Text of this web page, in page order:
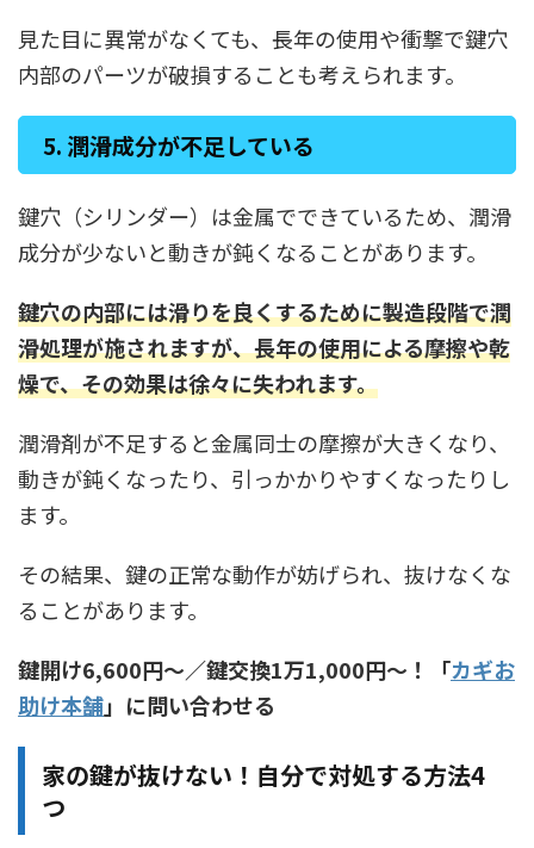
見た目に異常がなくても、長年の使用や衝撃で鍵穴
内部のパーツが破損することも考えられます。
5. 潤滑成分が不足している
鍵穴（シリンダー）は金属でできているため、潤滑
成分が少ないと動きが鈍くなることがあります。
鍵穴の内部には滑りを良くするために製造段階で潤
滑処理が施されますが、長年の使用による摩擦や乾
燥で、その効果は徐々に失われます。
潤滑剤が不足すると金属同士の摩擦が大きくなり、
動きが鈍くなったり、引っかかりやすくなったりし
ます。
その結果、鍵の正常な動作が妨げられ、抜けなくな
ることがあります。
鍵開け6,600円〜／鍵交換1万1,000円〜！「カギお
助け本舗」に問い合わせる
家の鍵が抜けない！自分で対処する方法4
つ